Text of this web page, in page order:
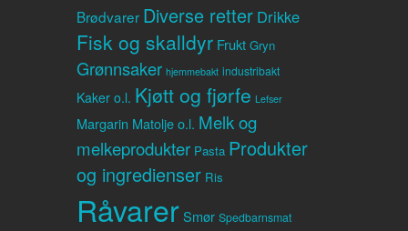
Brødvarer Diverse retter Drikke
Fisk og skalldyr Frukt Gryn
Grønnsaker hjemmebakt industribakt
Kaker o.l. Kjøtt og fjørfe Lefser
Margarin Matolje o.l. Melk og
melkeprodukter Pasta Produkter
og ingredienser Ris
Råvarer Smør Spedbarnsmat